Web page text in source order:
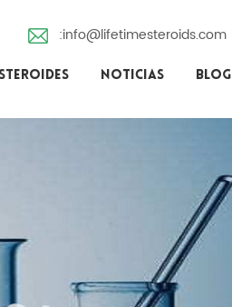
:info@lifetimesteroids.com
NOTICIAS BLOG